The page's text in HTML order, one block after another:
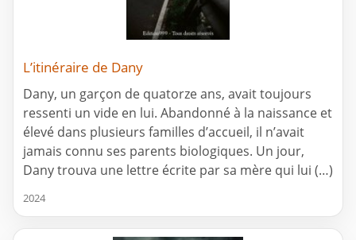
L’itinéraire de Dany
Dany, un garçon de quatorze ans, avait toujours
ressenti un vide en lui. Abandonné à la naissance et
élevé dans plusieurs familles d’accueil, il n’avait
jamais connu ses parents biologiques. Un jour,
Dany trouva une lettre écrite par sa mère qui lui (…)
2024